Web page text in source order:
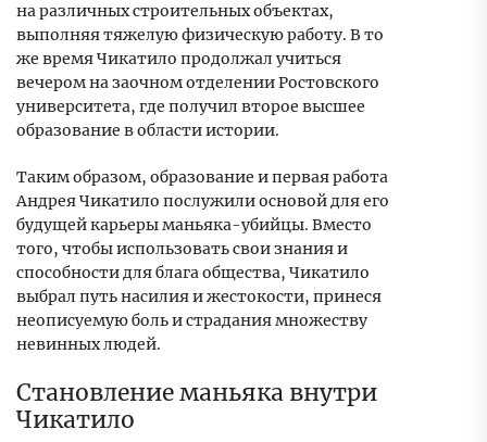
на различных строительных объектах,
выполняя тяжелую физическую работу. В то
же время Чикатило продолжал учиться
вечером на заочном отделении Ростовского
университета, где получил второе высшее
образование в области истории.
Таким образом, образование и первая работа
Андрея Чикатило послужили основой для его
будущей карьеры маньяка-убийцы. Вместо
того, чтобы использовать свои знания и
способности для блага общества, Чикатило
выбрал путь насилия и жестокости, принеся
неописуемую боль и страдания множеству
невинных людей.
Становление маньяка внутри
Чикатило